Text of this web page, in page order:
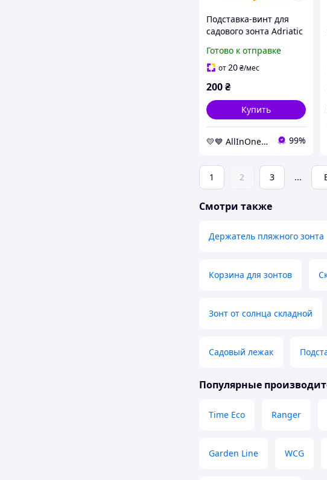
Подставка-винт для
садового зонта Adriatic
см AllInOne -market-
without-queues-
Готово к отправке
от20₴/мес
200₴
Купить
💛💙 AllInOne - находи все необходимое в одном магазине! 99%
1 2 3 ...
Смотри также
Держатель пляжного зонта
Корзина для зонтов
Зонт от солнца складной
Садовый лежак
Популярные
Time Eco Ranger
Garden Line WCG